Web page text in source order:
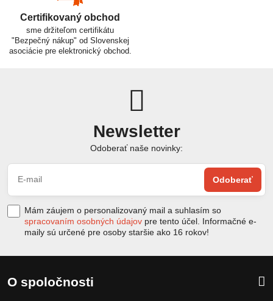
Certifikovaný obchod
sme držiteľom certifikátu
"Bezpečný nákup" od Slovenskej
asociácie pre elektronický obchod.
Newsletter
Odoberať naše novinky:
Odoberať
Mám záujem o personalizovaný mail a suhlasím so
spracovaním osobných údajov pre tento účel. Informačné e-
maily sú určené pre osoby staršie ako 16 rokov!
O spoločnosti